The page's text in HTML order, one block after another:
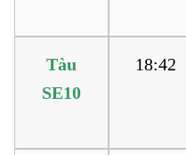
Tàu
SE10
18:42